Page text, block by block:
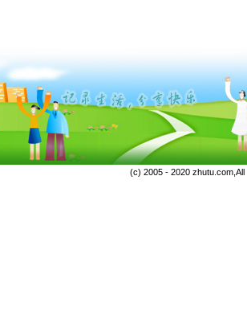
(c) 2005 - 2020